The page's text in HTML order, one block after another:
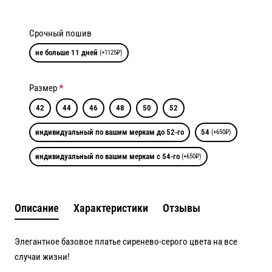
Срочный пошив
не больше 11 дней (+1125₽)
Размер
42 44 46 48 50 52
индивидуальный по вашим меркам до 52-го 54 (+650₽)
индивидуальный по вашим меркам с 54-го (+650₽)
Описание Характеристики Отзывы
Элегантное базовое платье сиренево-серого цвета на все
случаи жизни!